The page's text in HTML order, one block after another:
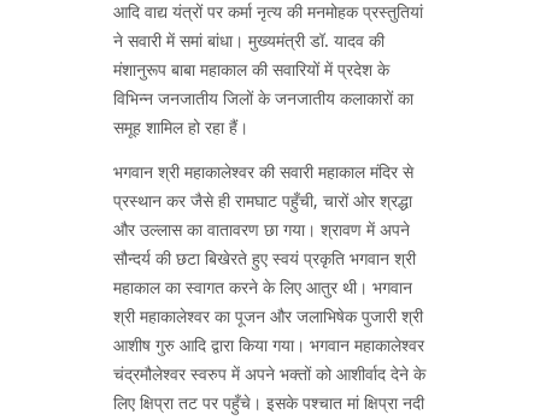
आदि वाद्य यंत्रों पर कर्मा नृत्य की मनमोहक प्रस्तुतियां
ने सवारी में समां बांधा। मुख्यमंत्री डॉ. यादव की
मंशानुरूप बाबा महाकाल की सवारियों में प्रदेश के
विभिन्न जनजातीय जिलों के जनजातीय कलाकारों का
समूह शामिल हो रहा हैं।
भगवान श्री महाकालेश्वर की सवारी महाकाल मंदिर से
प्रस्थान कर जैसे ही रामघाट पहुँची, चारों ओर श्रद्धा
और उल्लास का वातावरण छा गया। श्रावण में अपने
सौन्दर्य की छटा बिखेरते हुए स्वयं प्रकृति भगवान श्री
महाकाल का स्वागत करने के लिए आतुर थी। भगवान
श्री महाकालेश्वर का पूजन और जलाभिषेक पुजारी श्री
आशीष गुरु आदि द्वारा किया गया। भगवान महाकालेश्वर
चंद्रमौलेश्वर स्वरुप में अपने भक्तों को आशीर्वाद देने के
लिए क्षिप्रा तट पर पहुँचे। इसके पश्चात मां क्षिप्रा नदी